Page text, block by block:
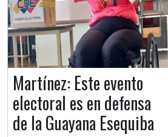
Martínez: Este evento
electoral es en defensa
de la Guayana Esequiba